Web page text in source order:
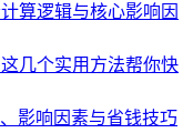
算逻辑与核心影响因
几个实用方法帮你快
影响因素与省钱技巧